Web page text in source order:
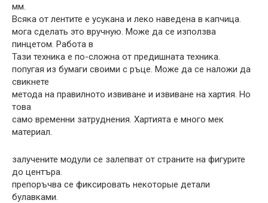
мм.
Всяка от лентите е усукана и леко наведена в капчица.
мога сделать это вручную. Може да се използва
пинцетом. Работа в
Тази техника е по-сложна от предишната техника.
попугая из бумаги своими с ръце. Може да се наложи да
свикнете
метода на правилното извиване и извиване на хартия. Но
това
само временни затруднения. Хартията е много мек
материал.
залучените модули се залепват от страните на фигурите
до центъра.
препоръчва се фиксировать некоторые детали
булавками.